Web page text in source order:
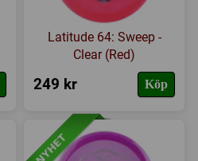
Latitude 64: Sweep -
Clear (Red)
249 kr Köp